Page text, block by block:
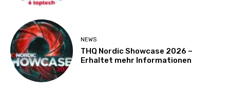
NEWS
THQ Nordic Showcase 2026 –
Erhaltet mehr Informationen